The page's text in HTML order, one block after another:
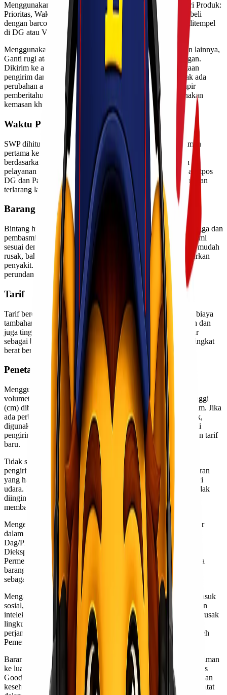
Menggunakan lini produk Spesial Cargo Khusus , Kategori Produk:
Prioritas, Waktu pengiriman standar sesuai ketentuan, Dilabeli
dengan barcode atau tanda khusus lainnya, Stiker khusus ditempel
di DG atau VG dan jangan dibanting.
Menggunakan kwitansi pengiriman atau tanda pembayaran lainnya,
Ganti rugi atas keterlambatan atau kerusakan atau kehilangan.
Dikirim ke alamat penerima, Dilampirkan dengan pernyataan
pengirim dan ditandatangani untuk setiap pengiriman, tidak ada
perubahan atau penambahan yang diperbolehkan. Terlampir
pemberitahuan tentang isi (PTI), Dapat dilacak, Menggunakan
kemasan khusus.
Waktu Pengiriman Standar (SWP)
SWP dihitung sejak dikirim oleh pengirim dengan pengiriman
pertama ke penerima, dikurangi hari libur nasional. SWP
berdasarkan pola distribusi ke kantor tujuan sesuai dengan
pelayanan khusus Barang yang dilarang dikirim melalui Paketpos
DG dan Paketpos VG: Narkotika, psikotropika dan obat-obatan
terlarang lainnya
Barang yang melanggar kesusilaan
Bintang hidup kecuali lebah, lintah, ulat sutera, parasit, serangga dan
pembasmi serangga yang dikirim oleh Badan yang diakui resmi
sesuai dengan peraturan perundang-undangan. Barang yang mudah
rusak, bahan biologis yang mudah rusak dan mudah menularkan
penyakit. Barang terlarang lainnya sesuai dengan peraturan
perundang-undangan yang berlaku.
Tarif
Tarif berdasarkan Pos Kilat dan Pos Kilat Khusus ditambah biaya
tambahan. Tarif akan diditetapkan berdasarkan kantor tujuan dan
juga tingkat berat aktual atau volumetrik. Tingkat berat diatur
sebagai berikut: Tingkat berat pertama; hingga 2 kilogram,Tingkat
berat berikutnya setiap 1 kilogram hingga 50 kilogram
Penetapan tarif didasarkan pada 2 metode
Menggunakan berat sebenarnya, Menggunakan perhitungan
volumetrik dengan rumus: Panjang (cm) X Lebar (cm) X Tinggi
(cm) dibagi 6000 dimana hasilnya adalah berat dalam kilogram. Jika
ada perbedaan antara berat aktual dan perhitungan volumetrik,
digunakan tarif tertinggi. Tarif yang dikenakan untuk satu kali
pengiriman, untuk pengiriman retur dan forwarding dikenakan tarif
baru.
Tidak semua barang bisa dikirim ketika proses ekspor atau
pengiriman barang ke luar negeri. Oleh karena itu, ada peraturan
yang harus dipatuhi, terutama jika barang akan dikirim melalui
udara. Peraturan ini dibuat untuk menghindari hal-hal yang tidak
diinginkan, dan agar tidak terjadi pengiriman yang dapat
membahayakan selama proses pengiriman.
Mengenai barang apa saja yang dilarang untuk diekspor, diatur
dalam Peraturan Menteri Perdagangan Nomor 44/M-
Dag/PER/7/2012 Tahun 2012 tentang Barang Yang Dilarang
Diekspor (Permendag 44/2012). Berdasarkan Pasal 2 ayat (1)
Permendag 44/2012, Menteri Perdagangan menetapkan bahwa
barang-barang tertentu dilarang untuk diekspor dengan alasan
sebagai berikut:
Mengancam keamanan nasional atau kepentingan umum termasuk
sosial, budaya dan moral masyarakat, melindungi hak kekayaan
intelektual, melindungi kehidupan dan kesehatan manusia, merusak
lingkungan dan ekosistem dan berdasarkan perjanjian atau
perjanjian internasional yang ditandatangani dan diratifikasi oleh
Pemerintah.
Barang yang termasuk dalam kategori berbahaya dalam pengiriman
ke luar negeri disebut Dangerous Goods. Pengertian Dangerous
Goods adalah barang, benda, atau zat yang dapat membahayakan
kesehatan, keselamatan, aset, atau orang laininkungan dan tercatat